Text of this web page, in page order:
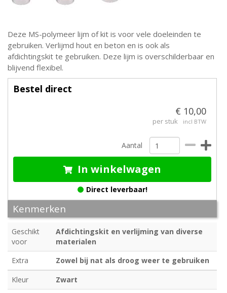
Deze MS-polymeer lijm of kit is voor vele doeleinden te
gebruiken. Verlijmd hout en beton en is ook als
afdichtingskit te gebruiken. Deze lijm is overschilderbaar en
blijvend flexibel.
Bestel direct
€ 10,00
per stuk incl BTW
Aantal
In winkelwagen
Direct leverbaar!
Kenmerken
Geschikt
voor
Afdichtingskit en verlijming van diverse
materialen
Extra
Zowel bij nat als droog weer te gebruiken
Kleur
Zwart